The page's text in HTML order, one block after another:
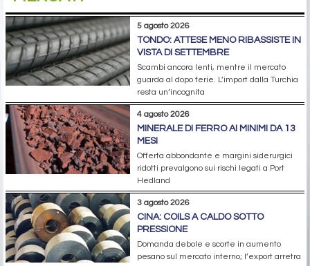
5 agosto 2026
TONDO: ATTESE MENO RIBASSISTE IN
VISTA DI SETTEMBRE
Scambi ancora lenti, mentre il mercato
guarda al dopo ferie. L’import dalla Turchia
resta un’incognita
4 agosto 2026
MINERALE DI FERRO AI MINIMI DA 13
MESI
Offerta abbondante e margini siderurgici
ridotti prevalgono sui rischi legati a Port
Hedland
3 agosto 2026
CINA: COILS A CALDO SOTTO
PRESSIONE
Domanda debole e scorte in aumento
pesano sul mercato interno; l’export arretra